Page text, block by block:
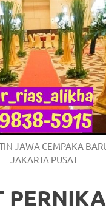
JAWA CEMPAKA
JAKARTA PUSAT